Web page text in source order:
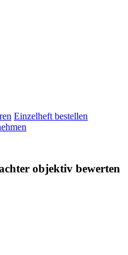
Einzelheft bestellen
objektiv bewerten